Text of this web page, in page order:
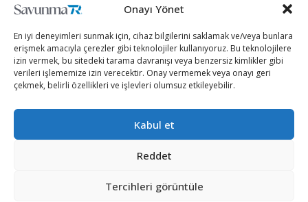
Onayı Yönet
En iyi deneyimleri sunmak için, cihaz bilgilerini saklamak ve/veya bunlara
erişmek amacıyla çerezler gibi teknolojiler kullanıyoruz. Bu teknolojilere
izin vermek, bu sitedeki tarama davranışı veya benzersiz kimlikler gibi
verileri işlememize izin verecektir. Onay vermemek veya onayı geri
çekmek, belirli özellikleri ve işlevleri olumsuz etkileyebilir.
Kabul et
Reddet
Tercihleri görüntüle
İlk Trump Sınıfı Muharebe Gemisinin Maliyeti
23 Milyar Dolara Ulaşabilir
3 GÜN ÖNCE
ASELSAN 2026’nın ilk yarı finansal sonuçlarını
Esintili İHA Hedefi